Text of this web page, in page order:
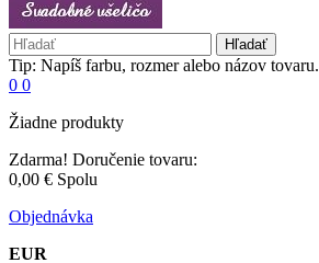
Hľadať
Tip: Napíš farbu, rozmer alebo názov tovaru.
0 0
Žiadne produkty
Zdarma! Doručenie tovaru:
0,00 € Spolu
Objednávka
EUR